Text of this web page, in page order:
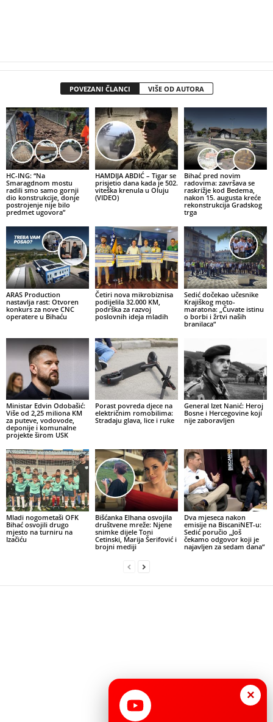
POVEZANI ČLANCI VIŠE OD AUTORA
HC-ING: “Na
Smaragdnom mostu
radili smo samo gornji
dio konstrukcije, donje
postrojenje nije bilo
predmet ugovora”
HAMDIJA ABDIĆ – Tigar se
prisjetio dana kada je 502.
viteška krenula u Oluju
(VIDEO)
Bihać pred novim
radovima: završava se
raskrižje kod Bedema,
nakon 15. augusta kreće
rekonstrukcija Gradskog
trga
ARAS Production
nastavlja rast: Otvoren
konkurs za nove CNC
operatere u Bihaću
Četiri nova mikrobiznisa
podijelila 32.000 KM,
podrška za razvoj
poslovnih ideja mladih
Sedić dočekao učesnike
Krajiškog moto-
maratona: „Čuvate istinu
o borbi i žrtvi naših
branilaca“
Ministar Edvin Odobašić:
Više od 2,25 miliona KM
za puteve, vodovode,
deponije i komunalne
projekte širom USK
Porast povreda djece na
električnim romobilima:
Stradaju glava, lice i ruke
General Izet Nanić: Heroj
Bosne i Hercegovine koji
nije zaboravljen
Mladi nogometaši OFK
Bihać osvojili drugo
mjesto na turniru na
Izačiću
Bišćanka Elhana osvojila
društvene mreže: Njene
snimke dijele Toni
Cetinski, Marija Šerifović i
brojni mediji
Dva mjeseca nakon
emisije na BiscaniNET-u:
Sedić poručio „Još
čekamo odgovor koji je
najavljen za sedam dana“
×